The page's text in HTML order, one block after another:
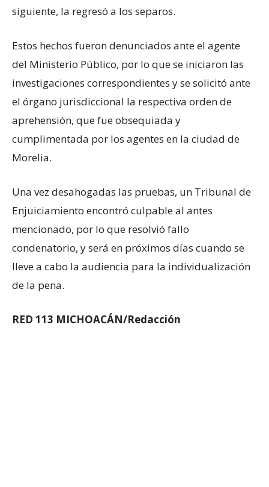
siguiente, la regresó a los separos.
Estos hechos fueron denunciados ante el agente
del Ministerio Público, por lo que se iniciaron las
investigaciones correspondientes y se solicitó ante
el órgano jurisdiccional la respectiva orden de
aprehensión, que fue obsequiada y
cumplimentada por los agentes en la ciudad de
Morelia.
Una vez desahogadas las pruebas, un Tribunal de
Enjuiciamiento encontró culpable al antes
mencionado, por lo que resolvió fallo
condenatorio, y será en próximos días cuando se
lleve a cabo la audiencia para la individualización
de la pena.
RED 113 MICHOACÁN/Redacción